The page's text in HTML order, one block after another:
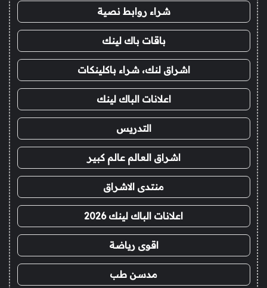
شراء روابط نصية
باقات باك لينك
اشراق لنك، شراء باكلينكات
اعلانات الباك لينك
التدريس
اشراق العالم عالم كبير
منتدى الاشراق
اعلانات الباك لينك 2026
اقوى رياضة
مدسن طب